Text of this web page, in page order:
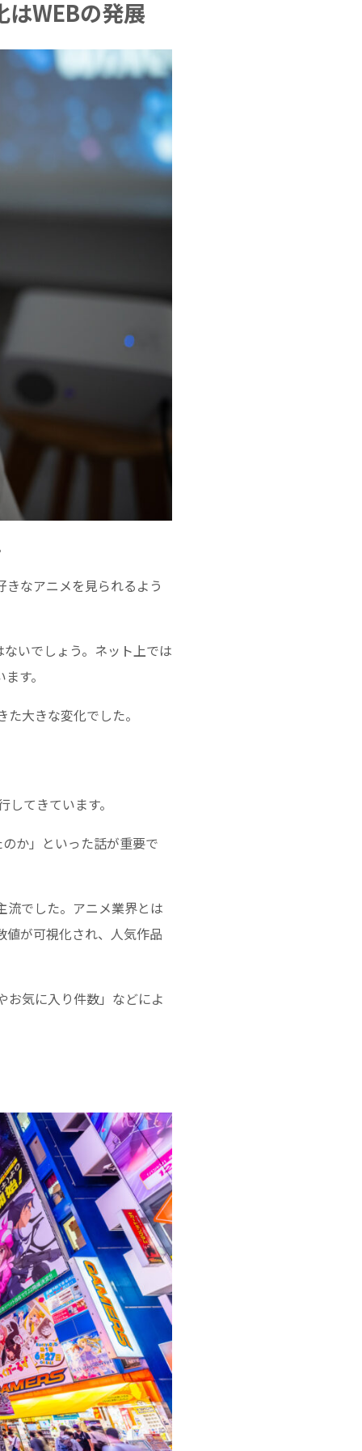
はWEBの発展
なアニメを見られるよう
いでしょう。ネット上では
す。
大きな変化でした。
てきています。
か」といった話が重要で
流でした。アニメ業界とは
値が可視化され、人気作品
お気に入り件数」などによ